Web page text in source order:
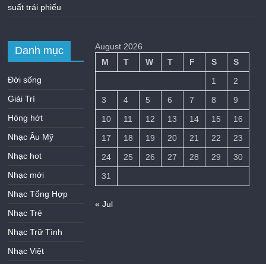
suất trái phiếu
Danh mục
Đời sống
Giải Trí
Hóng hớt
Nhạc Âu Mỹ
Nhạc hot
Nhạc mới
Nhạc Tổng Hợp
Nhạc Trẻ
Nhạc Trữ Tình
Nhạc Việt
August 2026
M
T W T F S
S
1
2
3
4 5 6 7 8
9
10
11 12 13 14 15
16
17
18 19 20 21 22
23
24
25 26 27 28 29
30
31
« Jul